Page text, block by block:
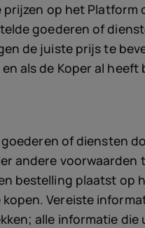
op het
goederen of
de juiste prijs te
als de Koper al
of diensten
andere
bestelling plaatst
Vereiste
alle informatie